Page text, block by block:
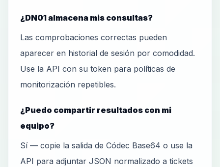
¿DN01 almacena mis consultas?
Las comprobaciones correctas pueden
aparecer en historial de sesión por comodidad.
Use la API con su token para políticas de
monitorización repetibles.
¿Puedo compartir resultados con mi
equipo?
Sí — copie la salida de Códec Base64 o use la
API para adjuntar JSON normalizado a tickets